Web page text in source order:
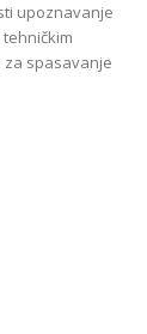
upoznavanje
spasavanje